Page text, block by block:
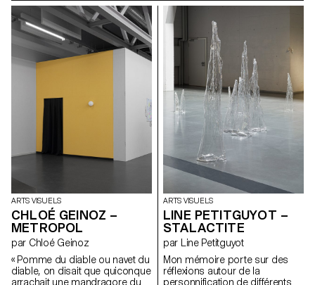
propre histoire. Taillées sur
mesure, ces parures créent un
jeu et un dialogue entre les
mythes et le sujet qui les conte.
Ce long ornement se glisse sur
une installation scénique
transparente, de laquelle
émergent les dessins de ces
châteaux et de ces îlots
oniriques, laissant ainsi
parfaitement apparaître ce lieu
d’expression autonome qui
appelle à notre propre
mémoire, à nos souvenirs
singuliers, à notre imagination.
ARTS VISUELS
CHLOÉ GEINOZ –
METROPOL
par Chloé Geinoz
« Pomme du diable ou navet du
diable, on disait que quiconque
arrachait une mandragore du
ARTS VISUELS
LINE PETITGUYOT –
STALACTITE
par Line Petitguyot
Mon mémoire porte sur des
réflexions autour de la
personnification de différents